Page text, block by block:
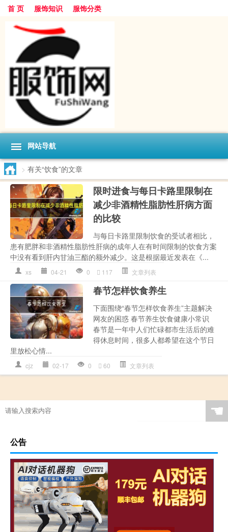
首 页 服饰知识 服饰分类
网站导航
> 有关“饮食”的文章
限时进食与每日卡路里限制在
减少非酒精性脂肪性肝病方面
的比较
与每日卡路里限制饮食的受试者相比，
患有肥胖和非酒精性脂肪性肝病的成年人在有时间限制的饮食方案
中没有看到肝内甘油三酯的额外减少。这是根据最近发表在《...
xs 04-21 0 117 文章列表
春节怎样饮食养生
下面围绕“春节怎样饮食养生”主题解决
网友的困惑 春节养生饮食健康小常识
春节是一年中人们忙碌都市生活后的难
得休息时间，很多人都希望在这个节日
里放松心情...
cjz 02-17 0 60 文章列表
☚
公告